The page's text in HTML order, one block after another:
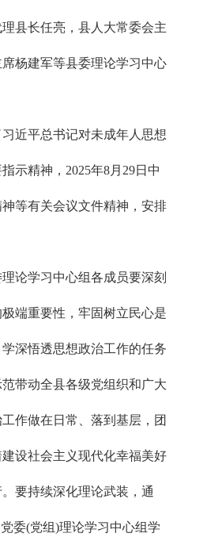
县长任亮，县人大常委会主
杨建军等县委理论学习中心
近平总书记对未成年人思想
示精神，2025年8月29日中
等有关会议文件精神，安排
论学习中心组各成员要深刻
端重要性，牢固树立民心是
深悟透思想政治工作的任务
带动全县各级党组织和广大
作做在日常、落到基层，团
设社会主义现代化幸福美好
要持续深化理论武装，通
委(党组)理论学习中心组学